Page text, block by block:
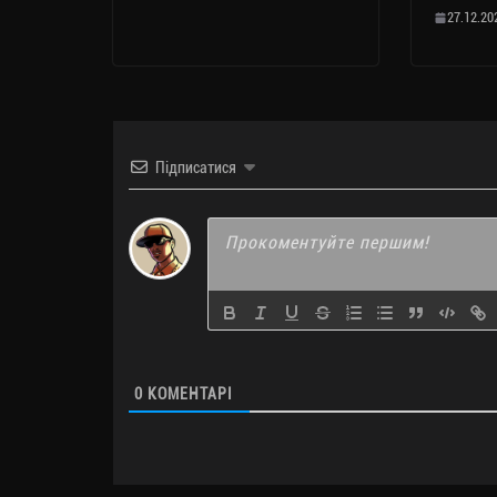
Підписатися
0 КОМЕНТАРІ